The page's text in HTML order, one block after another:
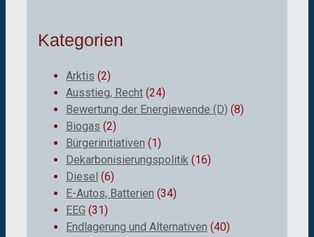
Kategorien
Arktis (2)
Ausstieg, Recht (24)
Bewertung der Energiewende (D) (8)
Biogas (2)
Bürgerinitiativen (1)
Dekarbonisierungspolitik (16)
Diesel (6)
E-Autos, Batterien (34)
EEG (31)
Endlagerung und Alternativen (40)